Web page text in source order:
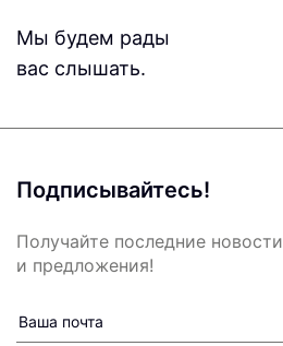
Мы будем рады
вас слышать.
Подписывайтесь!
Получайте последние новости
и предложения!